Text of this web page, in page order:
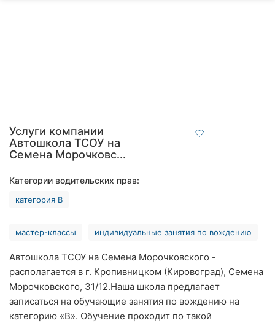
города:
Кропивницкий
Винница
Житомир
Тернополь
Хмельницкий
Ровно
Одесса
Услуги компании
Автошкола ТСОУ на
Семена Морочковс...
Категории водительских прав:
категория В
мастер-классы индивидуальные занятия по вождению
Автошкола ТСОУ на Семена Морочковского -
располагается в г. Кропивницком (Кировоград), Семена
Морочковского, 31/12.Наша школа предлагает
записаться на обучающие занятия по вождению на
категорию «В». Обучение проходит по такой